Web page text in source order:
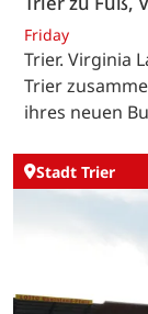
Friday
Trier. Virginia
Trier
ihres neuen
Stadt Trier